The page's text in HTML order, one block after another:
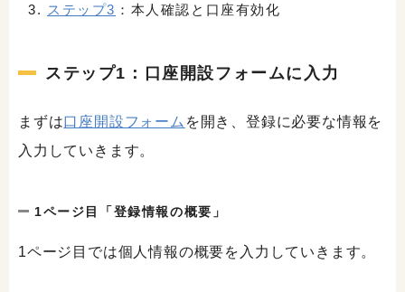
ステップ3 ：本人確認と口座有効化
ステップ1：口座開設フォームに入力
まずは口座開設フォーム を開き、登録に必要な情報を
入力していきます。
1ページ目「登録情報の概要」
1ページ目では個人情報の概要を入力していきます。